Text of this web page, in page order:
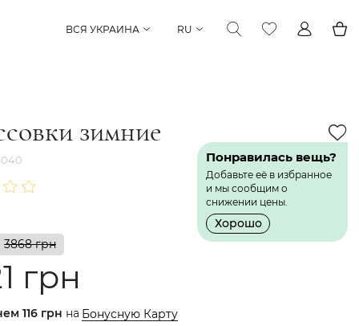
ВСЯ УКРАИНА RU
зимние
Понравилась вещь?
Добавьте её в избранное
и мы сообщим о
снижении цены.
Хорошо
3868 грн
грн
116 грн на Бонусную Карту